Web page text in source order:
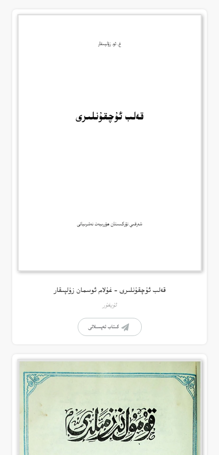
قەلب ئۇچقۇنلىرى – غۇلام ئوسمان زۇلپىقار
ئۇيغۇر
كىتاب تەپسىلاتى